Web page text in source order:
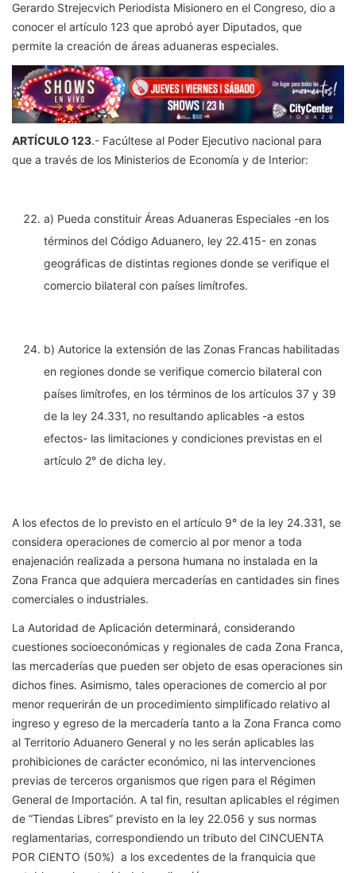
Gerardo Strejecvich Periodista Misionero en el Congreso, dio a
conocer el artículo 123 que aprobó ayer Diputados, que
permite la creación de áreas aduaneras especiales.
ARTÍCULO 123.- Facúltese al Poder Ejecutivo nacional para
que a través de los Ministerios de Economía y de Interior:
a) Pueda constituir Áreas Aduaneras Especiales -en los
términos del Código Aduanero, ley 22.415- en zonas
geográficas de distintas regiones donde se verifique el
comercio bilateral con países limítrofes.
b) Autorice la extensión de las Zonas Francas habilitadas
en regiones donde se verifique comercio bilateral con
países limítrofes, en los términos de los artículos 37 y 39
de la ley 24.331, no resultando aplicables -a estos
efectos- las limitaciones y condiciones previstas en el
artículo 2° de dicha ley.
A los efectos de lo previsto en el artículo 9° de la ley 24.331, se
considera operaciones de comercio al por menor a toda
enajenación realizada a persona humana no instalada en la
Zona Franca que adquiera mercaderías en cantidades sin fines
comerciales o industriales.
La Autoridad de Aplicación determinará, considerando
cuestiones socioeconómicas y regionales de cada Zona Franca,
las mercaderías que pueden ser objeto de esas operaciones sin
dichos fines. Asimismo, tales operaciones de comercio al por
menor requerirán de un procedimiento simplificado relativo al
ingreso y egreso de la mercadería tanto a la Zona Franca como
al Territorio Aduanero General y no les serán aplicables las
prohibiciones de carácter económico, ni las intervenciones
previas de terceros organismos que rigen para el Régimen
General de Importación. A tal fin, resultan aplicables el régimen
de “Tiendas Libres” previsto en la ley 22.056 y sus normas
reglamentarias, correspondiendo un tributo del CINCUENTA
POR CIENTO (50%) a los excedentes de la franquicia que